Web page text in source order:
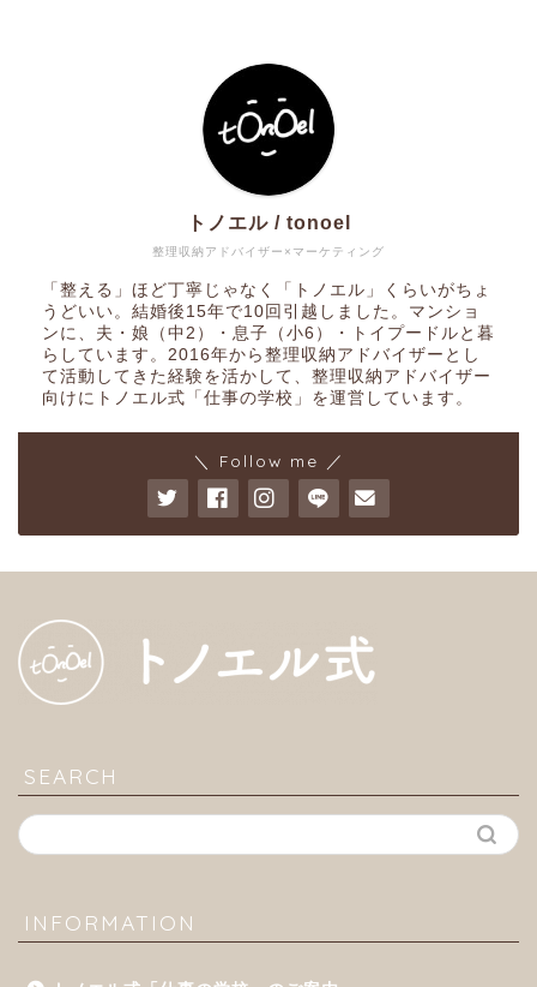
整理収納アドバイザー×マーケティング
トノエル / tonoel
「整える」ほど丁寧じゃなく「トノエル」くらいがちょ
うどいい。結婚後15年で10回引越しました。マンショ
ンに、夫・娘（中2）・息子（小6）・トイプードルと暮
らしています。2016年から整理収納アドバイザーとし
て活動してきた経験を活かして、整理収納アドバイザー
向けにトノエル式「仕事の学校」を運営しています。
＼ Follow me ／
SEARCH
INFORMATION